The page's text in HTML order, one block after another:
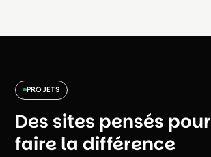
PROJETS
Des sites pensés pour
faire la différence